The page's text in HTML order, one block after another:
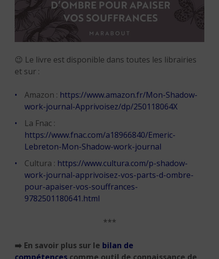
😉 Le livre est disponible dans toutes les librairies
et sur :
Amazon : https://www.amazon.fr/Mon-Shadow-
work-journal-Apprivoisez/dp/250118064X
La Fnac :
https://www.fnac.com/a18966840/Emeric-
Lebreton-Mon-Shadow-work-journal
Cultura : https://www.cultura.com/p-shadow-
work-journal-apprivoisez-vos-parts-d-ombre-
pour-apaiser-vos-souffrances-
9782501180641.html
***
➡️ En savoir plus sur le bilan de